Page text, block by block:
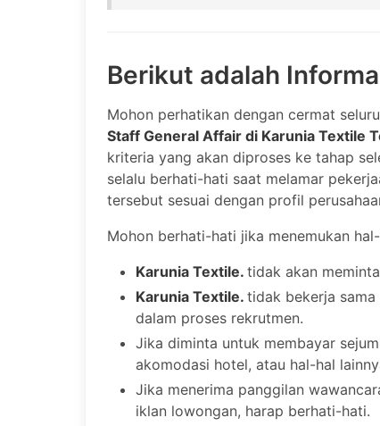
Berikut adalah
Mohon perhatikan dengan cermat
Staff General Affair di Karunia Textile
kriteria yang akan diproses ke tahap
selalu berhati-hati saat melamar
tersebut sesuai dengan profil
Mohon berhati-hati jika menemukan
Karunia Textile. tidak akan
Karunia Textile. tidak bekerja
dalam proses rekrutmen.
Jika diminta untuk membayar
akomodasi hotel, atau hal-hal
Jika menerima panggilan
iklan lowongan, harap berhati-hati.